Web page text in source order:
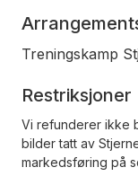
Treningskamp
Restriksjoner
Vi refunderer ikke
bilder tatt av
markedsføring på